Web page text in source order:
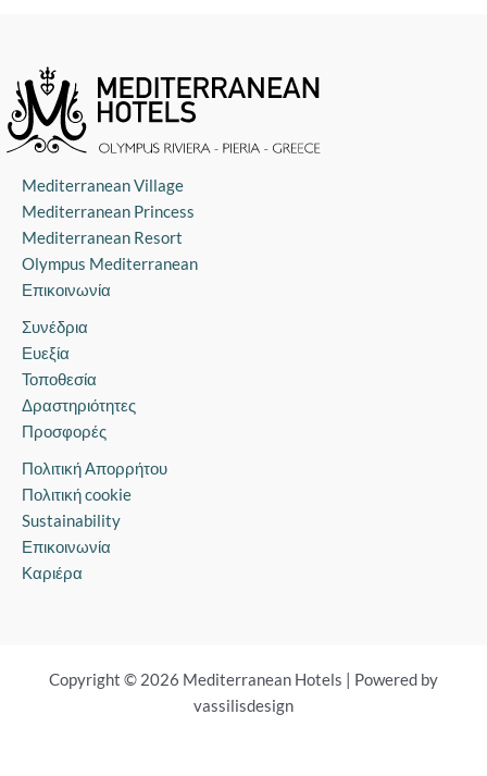
Mediterranean Village
Mediterranean Princess
Mediterranean Resort
Olympus Mediterranean
Επικοινωνία
Συνέδρια
Ευεξία
Τοποθεσία
Δραστηριότητες
Προσφορές
Πολιτική Απορρήτου
Πολιτική cookie
Sustainability
Επικοινωνία
Καριέρα
Copyright © 2026 Mediterranean Hotels | Powered by
vassilisdesign